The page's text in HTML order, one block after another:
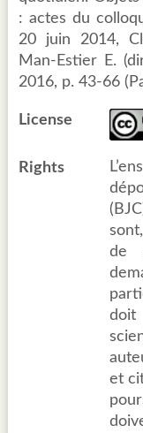
: actes du
20 juin 2014,
Man-Estier E.
2016, p. 43-66
License
Rights
de
et